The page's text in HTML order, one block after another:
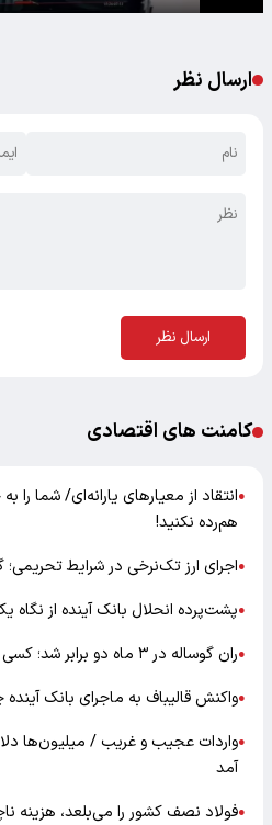
ارسال نظر
ارسال نظر
کامنت های اقتصادی
●انتقاد از معیارهای یارانه‌ای/ شما را
هم‌رده نکنید!
●اجرای ارز تک‌نرخی در شرایط
●پشت‌پرده انحلال بانک آینده از
●ران گوساله در ۳ ماه دو برابر شد؛ کسی حواسش هست؟
●واکنش قالیباف به ماجرای بانک
●واردات عجیب و غریب / میلیون‌ها
آمد
●فولاد نصف کشور را می‌بلعد، هزینه